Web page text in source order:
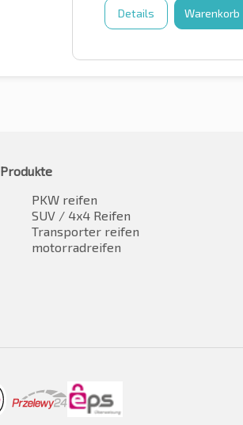
Details Warenkorb
Produkte
PKW reifen
SUV / 4x4 Reifen
Transporter reifen
motorradreifen